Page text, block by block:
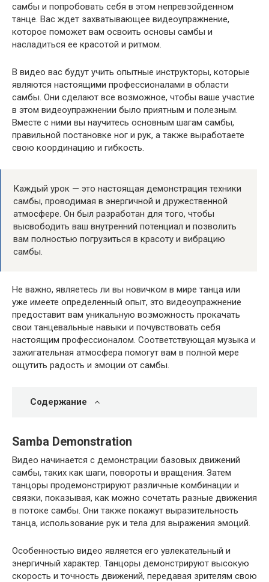
самбы и попробовать себя в этом непревзойденном
танце. Вас ждет захватывающее видеоупражнение,
которое поможет вам освоить основы самбы и
насладиться ее красотой и ритмом.
В видео вас будут учить опытные инструкторы, которые
являются настоящими профессионалами в области
самбы. Они сделают все возможное, чтобы ваше участие
в этом видеоупражнении было приятным и полезным.
Вместе с ними вы научитесь основным шагам самбы,
правильной постановке ног и рук, а также выработаете
свою координацию и гибкость.
Каждый урок — это настоящая демонстрация техники
самбы, проводимая в энергичной и дружественной
атмосфере. Он был разработан для того, чтобы
высвободить ваш внутренний потенциал и позволить
вам полностью погрузиться в красоту и вибрацию
самбы.
Не важно, являетесь ли вы новичком в мире танца или
уже имеете определенный опыт, это видеоупражнение
предоставит вам уникальную возможность прокачать
свои танцевальные навыки и почувствовать себя
настоящим профессионалом. Соответствующая музыка и
зажигательная атмосфера помогут вам в полной мере
ощутить радость и эмоции от самбы.
Содержание
Samba Demonstration
Видео начинается с демонстрации базовых движений
самбы, таких как шаги, повороты и вращения. Затем
танцоры продемонстрируют различные комбинации и
связки, показывая, как можно сочетать разные движения
в потоке самбы. Они также покажут выразительность
танца, использование рук и тела для выражения эмоций.
Особенностью видео является его увлекательный и
энергичный характер. Танцоры демонстрируют высокую
скорость и точность движений, передавая зрителям свою